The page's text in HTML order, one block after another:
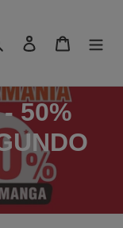
Buscar Ingresar Carrito
50%